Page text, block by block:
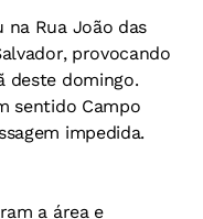
na Rua João das
provocando
deste domingo.
sentido Campo
impedida.
a área e